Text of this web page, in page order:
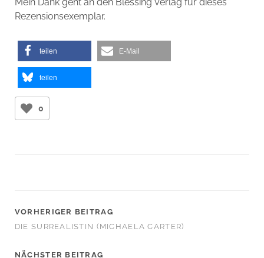
Rezensionsexemplar.
teilen E-Mail
teilen
0
VORHERIGER BEITRAG
DIE SURREALISTIN (MICHAELA CARTER)
NÄCHSTER BEITRAG